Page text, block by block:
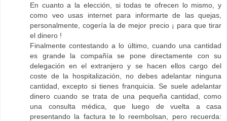
En cuanto a la elección, si todas te ofrecen lo mismo, y
como veo usas internet para informarte de las quejas,
personalmente, cogería la de mejor precio ¡ para que tirar
el dinero !
Finalmente contestando a lo último, cuando una cantidad
es grande la compañía se pone directamente con su
delegación en el extranjero y se hacen ellos cargo del
coste de la hospitalización, no debes adelantar ninguna
cantidad, excepto si tienes franquicia. Se suele adelantar
dinero cuando se trata de una pequeña cantidad, como
una consulta médica, que luego de vuelta a casa
presentando la factura te lo reembolsan, pero recuerda: